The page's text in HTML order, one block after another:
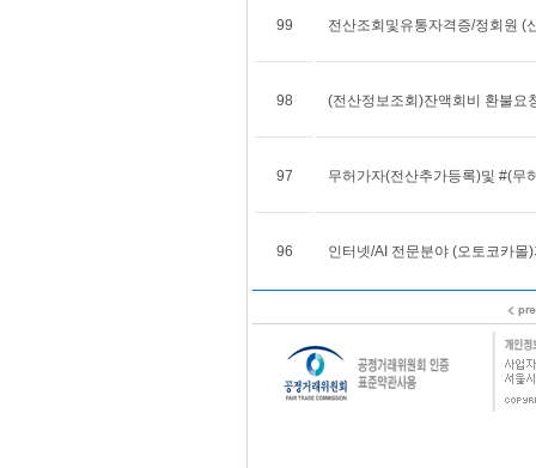
99 전산조회및유통자격증/정회원 (
98 (전산정보조회)잔액회비 환불요
97 무허가자(전산추가등록)및 #(무
96 인터넷/AI 전문분야 (오토코카